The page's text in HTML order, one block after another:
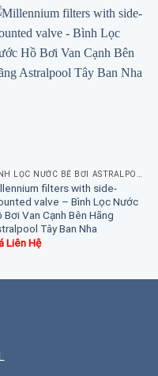
filters with side-
valve – Bình Lọc Nước
Bơi Van Cạnh Bên Hãng
Tây Ban Nha
Liên Hệ